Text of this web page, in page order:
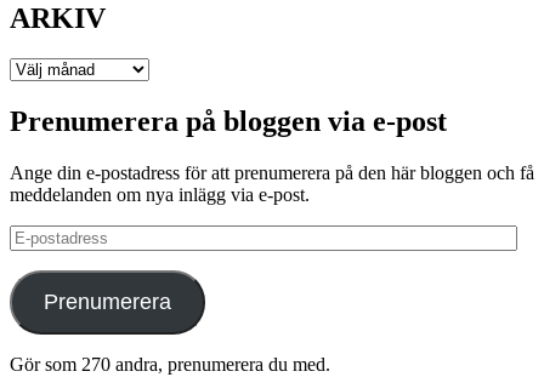
ARKIV
ARKIV
Prenumerera på bloggen via e-post
Ange din e-postadress för att prenumerera på den här bloggen och få
meddelanden om nya inlägg via e-post.
E-
postadress
Prenumerera
Gör som 270 andra, prenumerera du med.